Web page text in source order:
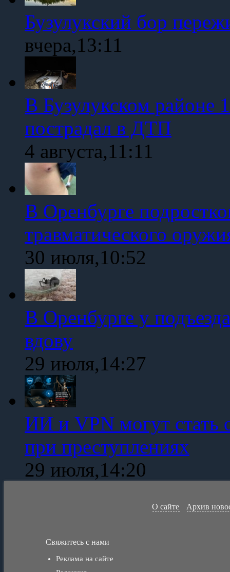
Бузулукский бор
вчера,13:11
В Бузулукском районе
пострадал в ДТП
4 августа,11:11
В Оренбурге
травматического
30 июля,10:52
В Оренбурге у
вдову
29 июля,14:27
ИИ и VPN могут стать
при преступлениях
29 июля,14:20
О сайте Архив
Свяжитесь с нами
Реклама на сайте